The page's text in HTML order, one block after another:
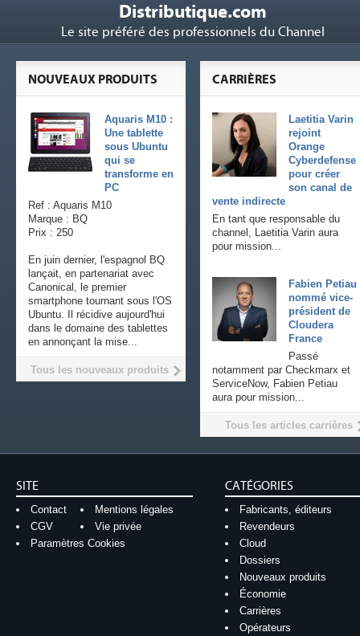
Distributique.com
Le site préféré des professionnels du Channel
CARRIÈRES
Laetitia Varin
rejoint
Orange
Cyberdefense
pour créer
son canal de
vente indirecte
En tant que responsable du
channel, Laetitia Varin aura
pour mission...
Fabien Petiau
nommé vice-
président de
Cloudera
France
Passé
notamment par Checkmarx et
ServiceNow, Fabien Petiau
aura pour mission...
Tous les articles carrières
NOUVEAUX PRODUITS
Aquaris M10 :
Une tablette
sous Ubuntu
qui se
transforme en
PC
Ref : Aquaris M10
Marque : BQ
Prix : 250
En juin dernier, l'espagnol BQ
lançait, en partenariat avec
Canonical, le premier
smartphone tournant sous l'OS
Ubuntu. Il récidive aujourd'hui
dans le domaine des tablettes
en annonçant la mise...
Tous les nouveaux produits
SITE
Contact
Mentions légales
CGV
Vie privée
Paramètres Cookies
CATÉGORIES
Fabricants, éditeurs
Revendeurs
Cloud
Dossiers
Nouveaux produits
Économie
Carrières
Opérateurs